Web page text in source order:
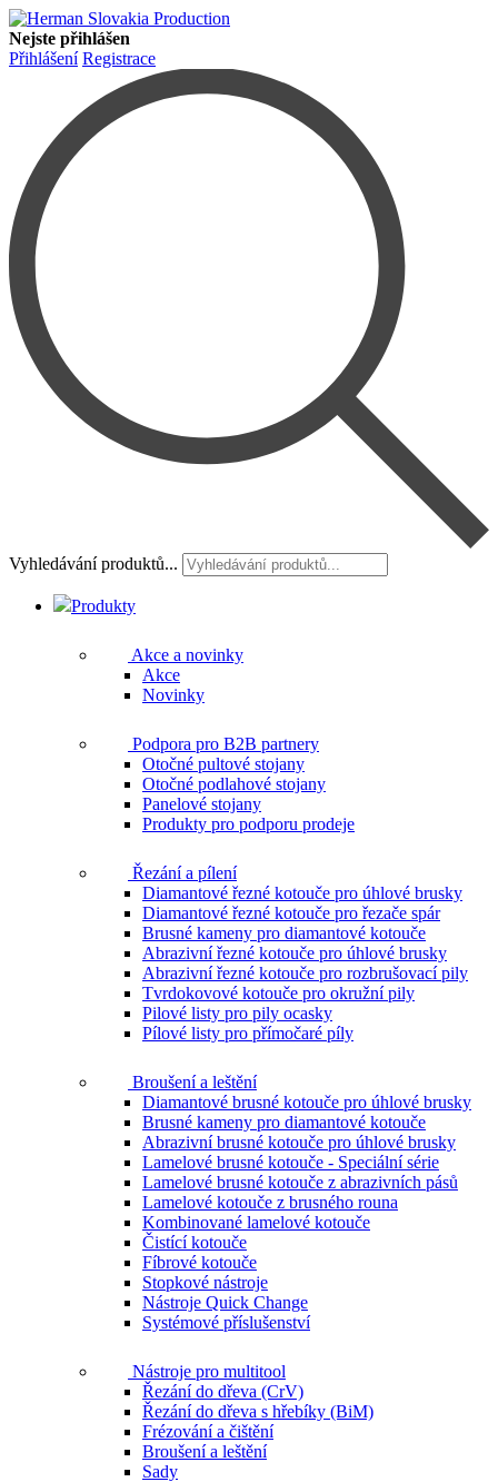
Nejste přihlášen
Přihlášení Registrace
Vyhledávání produktů...
Produkty
Akce a novinky
Akce
Novinky
Podpora pro B2B partnery
Otočné pultové stojany
Otočné podlahové stojany
Panelové stojany
Produkty pro podporu prodeje
Řezání a pílení
Diamantové řezné kotouče pro úhlové brusky
Diamantové řezné kotouče pro řezače spár
Brusné kameny pro diamantové kotouče
Abrazivní řezné kotouče pro úhlové brusky
Abrazivní řezné kotouče pro rozbrušovací pily
Tvrdokovové kotouče pro okružní pily
Pilové listy pro pily ocasky
Pílové listy pro přímočaré píly
Broušení a leštění
Diamantové brusné kotouče pro úhlové brusky
Brusné kameny pro diamantové kotouče
Abrazivní brusné kotouče pro úhlové brusky
Lamelové brusné kotouče - Speciální série
Lamelové brusné kotouče z abrazivních pásů
Lamelové kotouče z brusného rouna
Kombinované lamelové kotouče
Čistící kotouče
Fíbrové kotouče
Stopkové nástroje
Nástroje Quick Change
Systémové příslušenství
Nástroje pro multitool
Řezání do dřeva (CrV)
Řezání do dřeva s hřebíky (BiM)
Frézování a čištění
Broušení a leštění
Sady